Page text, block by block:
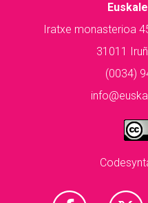
Iratxe monasterioa
31011
(0034)